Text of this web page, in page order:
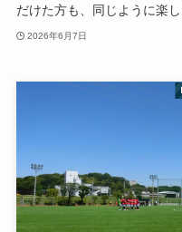
だけた方も、同じように楽し
2026年6月7日